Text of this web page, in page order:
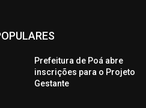
Prefeitura de Poá abre
inscrições para o Projeto
Gestante